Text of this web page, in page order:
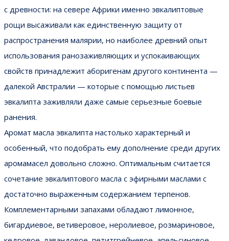
с древности: на севере Африки именно эвкалиптовые
рощи высаживали как единственную защиту от
распространения малярии, но наиболее древний опыт
использования ранозаживляющих и успокаивающих
свойств принадлежит аборигенам другого континента —
далекой Австралии — которые с помощью листьев
эвкалипта заживляли даже самые серьезные боевые
ранения.
Аромат масла эвкалипта настолько характерный и
особенный, что подобрать ему дополнение среди других
аромамасел довольно сложно. Оптимальным считается
сочетание эвкалиптового масла с эфирными маслами с
достаточно выраженным содержанием терпенов.
Комплементарными запахами обладают лимонное,
бигардиевое, ветиверовое, неролиевое, розмариновое,